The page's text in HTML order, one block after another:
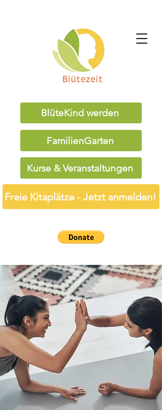
BlüteKind werden
FamilienGarten
Kurse & Veranstaltungen
Freie Kitaplätze - Jetzt anmelden!